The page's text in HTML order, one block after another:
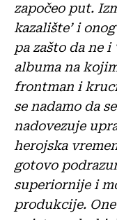
započeo put.
kazalište’ i
pa zašto da ne i
albuma na
frontman i
se nadamo da
nadovezuje
herojska
gotovo
superiornije i
produkcije.